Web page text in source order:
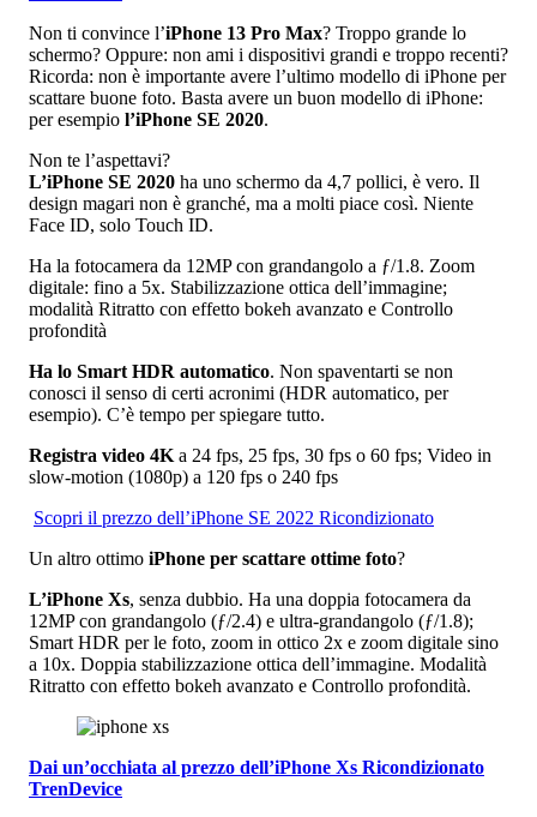
Non ti convince l’iPhone 13 Pro Max? Troppo grande lo
schermo? Oppure: non ami i dispositivi grandi e troppo recenti?
Ricorda: non è importante avere l’ultimo modello di iPhone per
scattare buone foto. Basta avere un buon modello di iPhone:
per esempio l’iPhone SE 2020.
Non te l’aspettavi?
L’iPhone SE 2020 ha uno schermo da 4,7 pollici, è vero. Il
design magari non è granché, ma a molti piace così. Niente
Face ID, solo Touch ID.
Ha la fotocamera da 12MP con grandangolo a ƒ/1.8. Zoom
digitale: fino a 5x. Stabilizzazione ottica dell’immagine;
modalità Ritratto con effetto bokeh avanzato e Controllo
profondità
Ha lo Smart HDR automatico. Non spaventarti se non
conosci il senso di certi acronimi (HDR automatico, per
esempio). C’è tempo per spiegare tutto.
Registra video 4K a 24 fps, 25 fps, 30 fps o 60 fps; Video in
slow‑motion (1080p) a 120 fps o 240 fps
Scopri il prezzo dell’iPhone SE 2022 Ricondizionato
Un altro ottimo iPhone per scattare ottime foto?
L’iPhone Xs, senza dubbio. Ha una doppia fotocamera da
12MP con grandangolo (ƒ/2.4) e ultra-grandangolo (ƒ/1.8);
Smart HDR per le foto, zoom in ottico 2x e zoom digitale sino
a 10x. Doppia stabilizzazione ottica dell’immagine. Modalità
Ritratto con effetto bokeh avanzato e Controllo profondità.
Dai un’occhiata al prezzo dell’iPhone Xs Ricondizionato
TrenDevice